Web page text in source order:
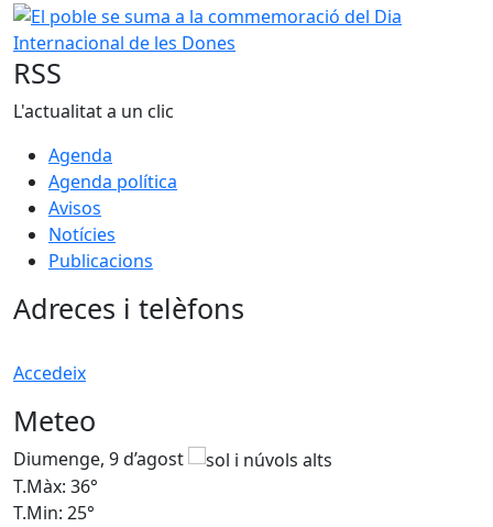
El poble se suma a la commemoració del Dia
RSS
L'actualitat a un clic
Agenda
Agenda política
Avisos
Notícies
Publicacions
Adreces i telèfons
Accedeix
Meteo
Diumenge, 9 d’agost
T.Màx: 36°
T.Min: 25°